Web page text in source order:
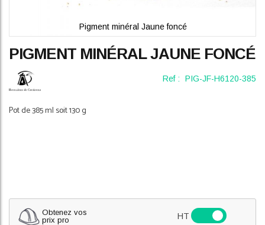
PIGMENT MINÉRAL JAUNE FONCÉ
Ref : PIG-JF-H6120-385
Pot de 385 ml soit 130 g
Pigment minéral Jaune foncé
to
beginning
of
images
Obtenez vos
prix pro
HT